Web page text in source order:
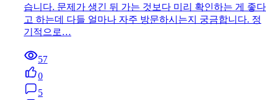
습니다. 문제가 생긴 뒤 가는 것보다 미리 확인하는 게 좋다
고 하는데 다들 얼마나 자주 방문하시는지 궁금합니다. 정
기적으로…
57
0
5